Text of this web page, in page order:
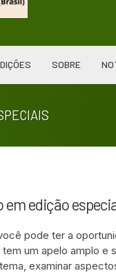
SOBRE
em edição
pode ter a
um apelo amplo e
examinar